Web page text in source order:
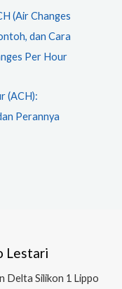
(Air Changes
dan Cara
Per Hour
(ACH):
Perannya
Lestari
Delta Silikon 1 Lippo